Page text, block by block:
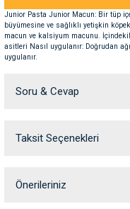
Su Kabları
Seyahat Ürünleri
Junior Pasta Junior Macun: Bir tüp
büyümesine ve sağlıklı yetişkin
macun ve kalsiyum macunu.
asitleri Nasıl uygulanır: Doğrudan
uygulanır.
Soru & Cevap
Ürün
Taksit Seçenekleri
Önerileriniz